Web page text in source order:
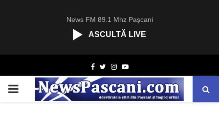
News FM 89.1 Mhz Pașcani
ASCULTĂ LIVE
Facebook
TwitterInstagram
Youtube
PRIMARY